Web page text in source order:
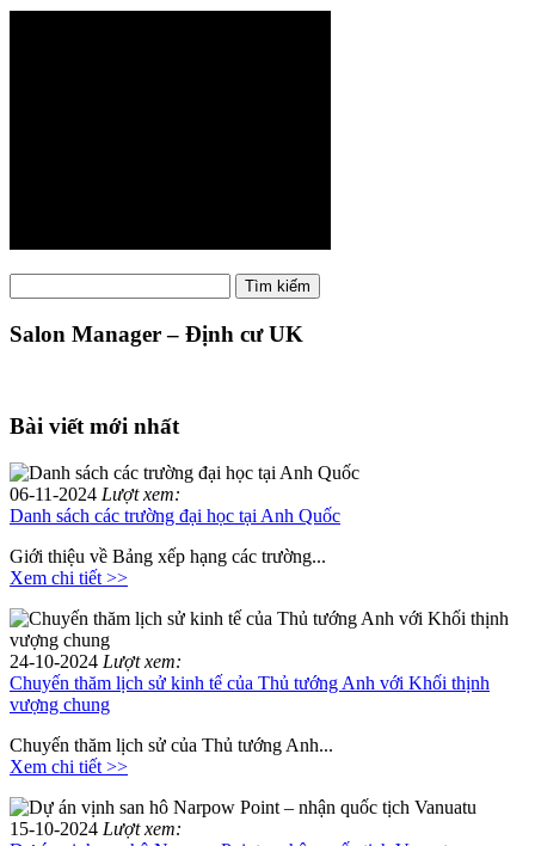
kiếm:
Tìm kiếm
Salon Manager – Định cư UK
Bài viết mới nhất
06-11-2024 Lượt xem:
Danh sách các trường đại học tại Anh Quốc
Giới thiệu về Bảng xếp hạng các trường...
Xem chi tiết >>
24-10-2024 Lượt xem:
Chuyến thăm lịch sử kinh tế của Thủ tướng Anh với Khối thịnh
vượng chung
Chuyến thăm lịch sử của Thủ tướng Anh...
Xem chi tiết >>
15-10-2024 Lượt xem: